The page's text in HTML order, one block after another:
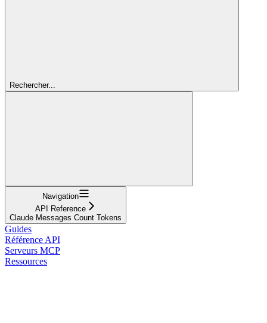
Rechercher...
Navigation
API Reference
Claude Messages Count Tokens
Guides
Référence API
Serveurs MCP
Ressources